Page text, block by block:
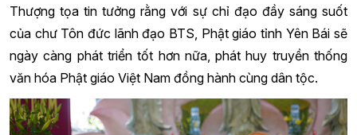
Thượng tọa tin tưởng rằng với sự chỉ đạo đầy sáng suốt
của chư Tôn đức lãnh đạo BTS, Phật giáo tỉnh Yên Bái sẽ
ngày càng phát triển tốt hơn nữa, phát huy truyền thống
văn hóa Phật giáo Việt Nam đồng hành cùng dân tộc.